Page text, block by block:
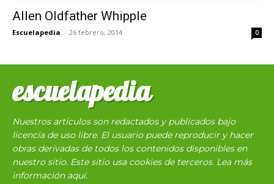
Allen Oldfather Whipple
Escuelapedia - 26 febrero, 2014 0
escuelapedia
Nuestros articulos son redactados y publicados bajo
licencia de uso libre. El usuario puede reproducir y hacer
obras derivadas de todos los contenidos disponibles en
nuestro sitio. Este sitio usa cookies de terceros. Lea más
información aquí.